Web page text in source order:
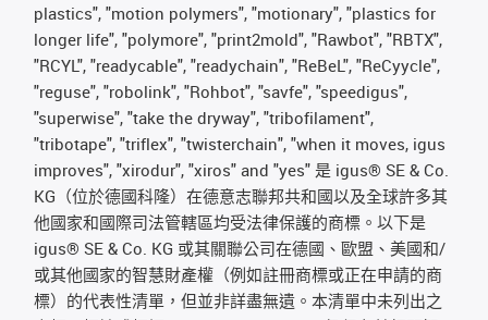
plastics", "motion polymers", "motionary", "plastics for
longer life", "polymore", "print2mold", "Rawbot", "RBTX",
"RCYL", "readycable", "readychain", "ReBeL", "ReCyycle",
"reguse", "robolink", "Rohbot", "savfe", "speedigus",
"superwise", "take the dryway", "tribofilament",
"tribotape", "triflex", "twisterchain", "when it moves, igus
improves", "xirodur", "xiros" and "yes" 是 igus® SE & Co.
KG（位於德國科隆）在德意志聯邦共和國以及全球許多其
他國家和國際司法管轄區均受法律保護的商標。以下是
igus® SE & Co. KG 或其關聯公司在德國、歐盟、美國和/
或其他國家的智慧財產權（例如註冊商標或正在申請的商
標）的代表性清單，但並非詳盡無遺。本清單中未列出之